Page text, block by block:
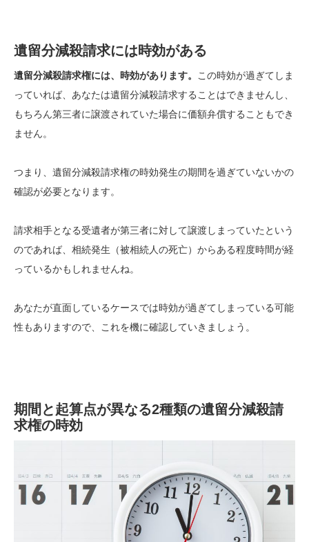
遺留分減殺請求には時効がある
遺留分減殺請求権には、時効があります。 この時効が過ぎてしま
っていれば、あなたは遺留分減殺請求することはできませんし、
もちろん第三者に譲渡されていた場合に価額弁償することもでき
ません。
つまり、遺留分減殺請求権の時効発生の期間を過ぎていないかの
確認が必要となります。
請求相手となる受遺者が第三者に対して譲渡しまっていたという
のであれば、相続発生（被相続人の死亡）からある程度時間が経
っているかもしれませんね。
あなたが直面しているケースでは時効が過ぎてしまっている可能
性もありますので、これを機に確認していきましょう。
期間と起算点が異なる2種類の遺留分減殺請
求権の時効